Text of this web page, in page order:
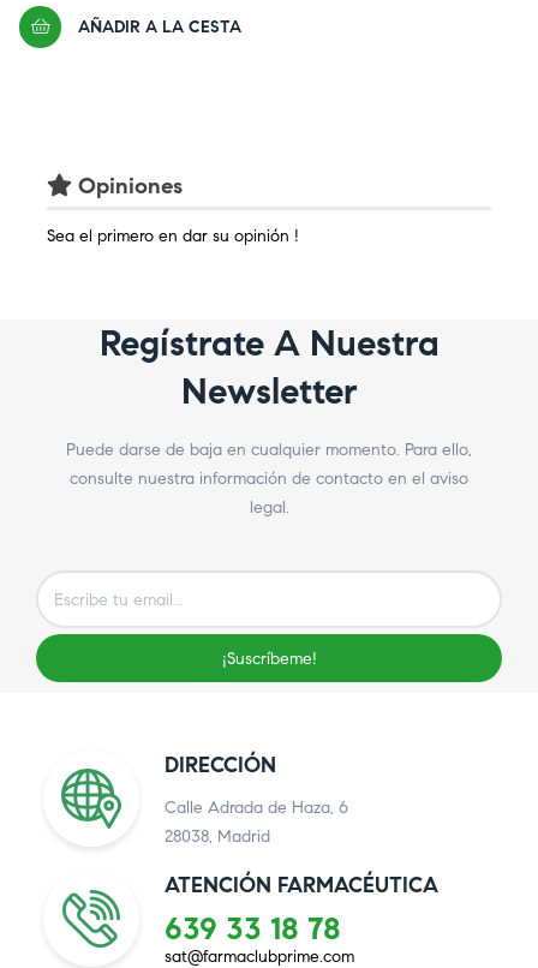
AÑADIR A LA CESTA
Opiniones
Sea el primero en dar su opinión !
Regístrate A Nuestra
Newsletter
Puede darse de baja en cualquier momento. Para ello,
consulte nuestra información de contacto en el aviso
legal.
¡Suscríbeme!
DIRECCIÓN
Calle Adrada de Haza, 6
28038, Madrid
ATENCIÓN FARMACÉUTICA
639 33 18 78
sat@farmaclubprime.com